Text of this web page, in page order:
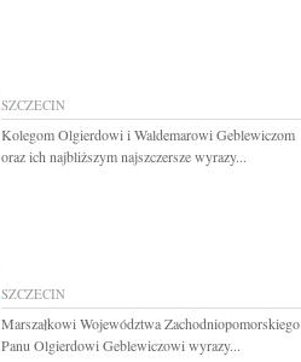
SZCZECIN
Kolegom Olgierdowi i Waldemarowi Geblewiczom
oraz ich najbliższym najszczersze wyrazy...
SZCZECIN
Marszałkowi Województwa Zachodniopomorskiego
Panu Olgierdowi Geblewiczowi wyrazy...